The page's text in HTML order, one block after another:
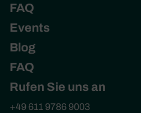
FAQ
Events
Blog
FAQ
Rufen Sie uns an
+49 611 9786 9003